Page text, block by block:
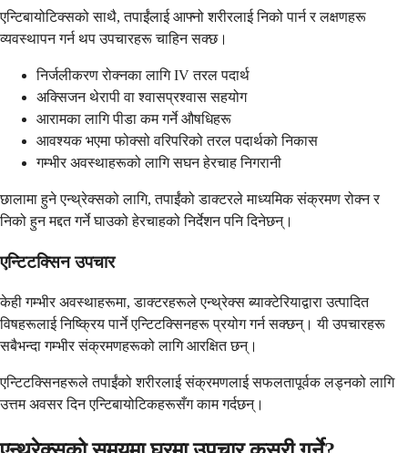
एन्टिबायोटिक्सको साथै, तपाईंलाई आफ्नो शरीरलाई निको पार्न र लक्षणहरू
व्यवस्थापन गर्न थप उपचारहरू चाहिन सक्छ।
निर्जलीकरण रोक्नका लागि IV तरल पदार्थ
अक्सिजन थेरापी वा श्वासप्रश्वास सहयोग
आरामका लागि पीडा कम गर्ने औषधिहरू
आवश्यक भएमा फोक्सो वरिपरिको तरल पदार्थको निकास
गम्भीर अवस्थाहरूको लागि सघन हेरचाह निगरानी
छालामा हुने एन्थ्रेक्सको लागि, तपाईंको डाक्टरले माध्यमिक संक्रमण रोक्न र
निको हुन मद्दत गर्ने घाउको हेरचाहको निर्देशन पनि दिनेछन्।
एन्टिटक्सिन उपचार
केही गम्भीर अवस्थाहरूमा, डाक्टरहरूले एन्थ्रेक्स ब्याक्टेरियाद्वारा उत्पादित
विषहरूलाई निष्क्रिय पार्ने एन्टिटक्सिनहरू प्रयोग गर्न सक्छन्। यी उपचारहरू
सबैभन्दा गम्भीर संक्रमणहरूको लागि आरक्षित छन्।
एन्टिटक्सिनहरूले तपाईंको शरीरलाई संक्रमणलाई सफलतापूर्वक लड्नको लागि
उत्तम अवसर दिन एन्टिबायोटिकहरूसँग काम गर्दछन्।